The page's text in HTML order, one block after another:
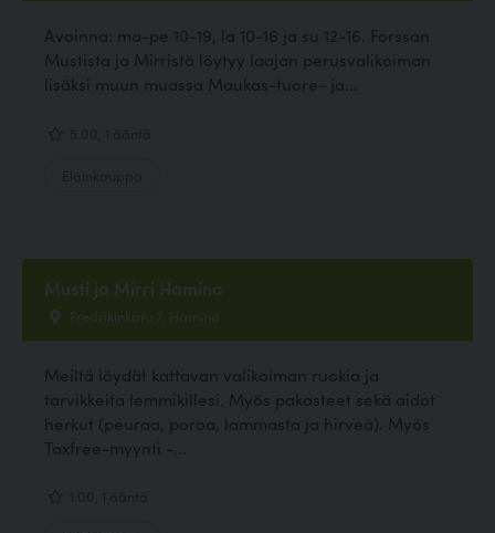
Avoinna: ma-pe 10-19, la 10-16 ja su 12-16. Forssan
Mustista ja Mirristä löytyy laajan perusvalikoiman
lisäksi muun muassa Maukas-tuore- ja...
Musti ja Mirri Hamina
Fredrikinkatu 7, Hamina
Meiltä löydät kattavan valikoiman ruokia ja
tarvikkeita lemmikillesi. Myös pakasteet sekä aidot
herkut (peuraa, poroa, lammasta ja hirveä). Myös
Taxfree-myynti -...